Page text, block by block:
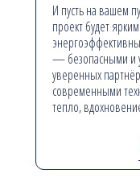
И пусть на вашем
проект будет
— безопасными и
уверенных
современными
тепло,